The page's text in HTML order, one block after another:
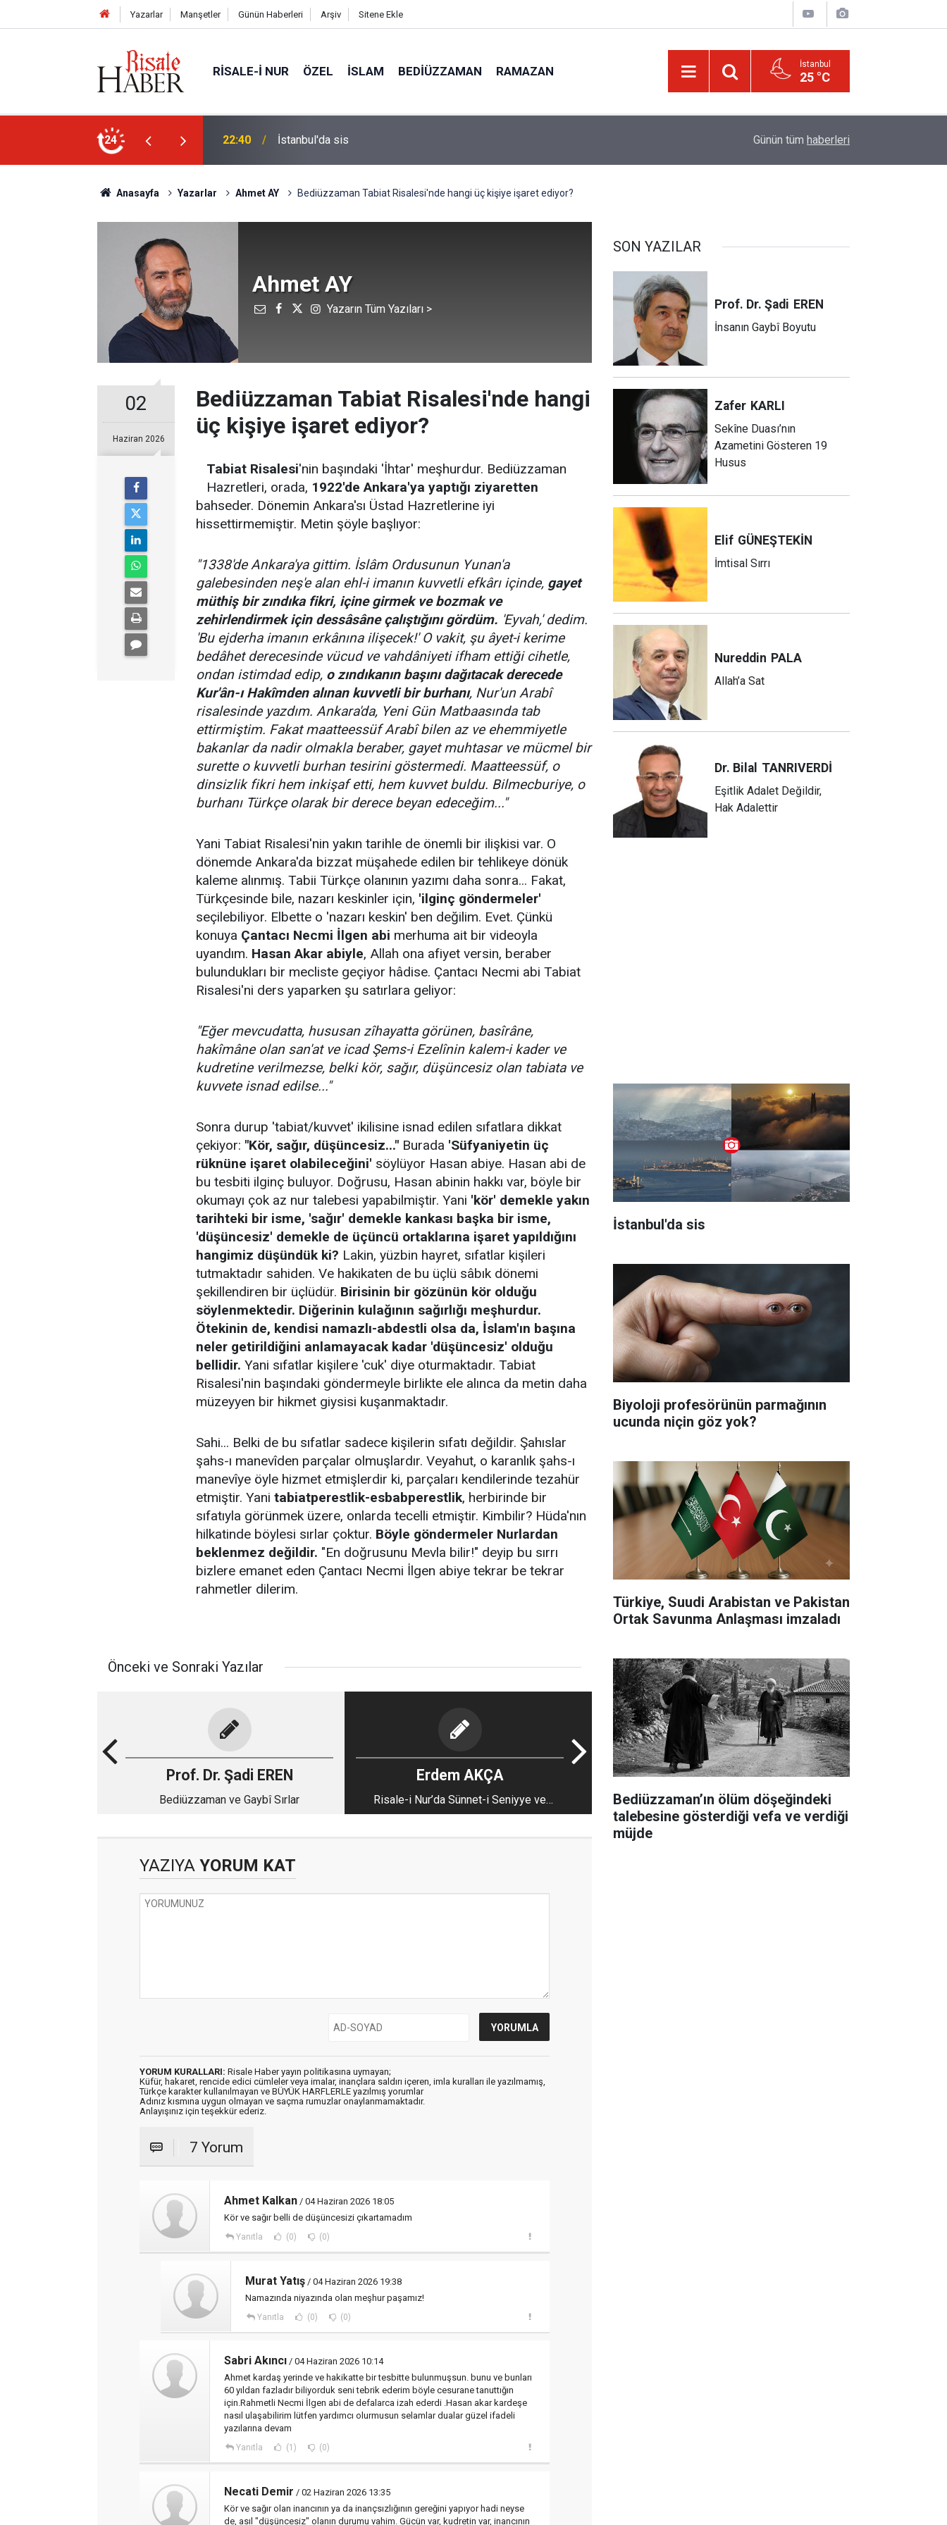
Yazarlar Manşetler Günün Haberleri Arşiv Sitene Ekle
RISALE-I NUR ÖZEL İSLAM BEDIÜZZAMAN RAMAZAN İstanbul
25 °C
24 21:18 Biyoloji profesörünün parmağının ucunda niçin göz yok? Türkiye, Suudi Arabistan ve Pakistan Ortak
Günün tüm haberleri
Anasayfa Yazarlar Ahmet AY Bediüzzaman Tabiat Risalesi'nde hangi üç kişiye işaret ediyor?
Ahmet AY
Yazarın Tüm Yazıları >
02
Haziran 2026
Bediüzzaman Tabiat Risalesi'nde hangi
üç kişiye işaret ediyor?
Tabiat Risalesi'nin başındaki 'İhtar' meşhurdur. Bediüzzaman
Hazretleri, orada, 1922'de Ankara'ya yaptığı ziyaretten
bahseder. Dönemin Ankara'sı Üstad Hazretlerine iyi
hissettirmemiştir. Metin şöyle başlıyor:
"1338'de Ankara'ya gittim. İslâm Ordusunun Yunan'a
galebesinden neş'e alan ehl-i imanın kuvvetli efkârı içinde, gayet
müthiş bir zındıka fikri, içine girmek ve bozmak ve
zehirlendirmek için dessâsâne çalıştığını gördüm. 'Eyvah,' dedim.
'Bu ejderha imanın erkânına ilişecek!' O vakit, şu âyet-i kerime
bedâhet derecesinde vücud ve vahdâniyeti ifham ettiği cihetle,
ondan istimdad edip, o zındıkanın başını dağıtacak derecede
Kur'ân-ı Hakîmden alınan kuvvetli bir burhanı, Nur'un Arabî
risalesinde yazdım. Ankara'da, Yeni Gün Matbaasında tab
ettirmiştim. Fakat maatteessüf Arabî bilen az ve ehemmiyetle
bakanlar da nadir olmakla beraber, gayet muhtasar ve mücmel bir
surette o kuvvetli burhan tesirini göstermedi. Maatteessüf, o
dinsizlik fikri hem inkişaf etti, hem kuvvet buldu. Bilmecburiye, o
burhanı Türkçe olarak bir derece beyan edeceğim..."
Yani Tabiat Risalesi'nin yakın tarihle de önemli bir ilişkisi var. O
dönemde Ankara'da bizzat müşahede edilen bir tehlikeye dönük
kaleme alınmış. Tabii Türkçe olanının yazımı daha sonra... Fakat,
Türkçesinde bile, nazarı keskinler için, 'ilginç göndermeler'
seçilebiliyor. Elbette o 'nazarı keskin' ben değilim. Evet. Çünkü
konuya Çantacı Necmi İlgen abi merhuma ait bir videoyla
uyandım. Hasan Akar abiyle, Allah ona afiyet versin, beraber
bulundukları bir mecliste geçiyor hâdise. Çantacı Necmi abi Tabiat
Risalesi'ni ders yaparken şu satırlara geliyor:
"Eğer mevcudatta, hususan zîhayatta görünen, basîrâne,
hakîmâne olan san'at ve icad Şems-i Ezelînin kalem-i kader ve
kudretine verilmezse, belki kör, sağır, düşüncesiz olan tabiata ve
kuvvete isnad edilse..."
Sonra durup 'tabiat/kuvvet' ikilisine isnad edilen sıfatlara dikkat
çekiyor: "Kör, sağır, düşüncesiz..." Burada 'Süfyaniyetin üç
rüknüne işaret olabileceğini' söylüyor Hasan abiye. Hasan abi de
bu tesbiti ilginç buluyor. Doğrusu, Hasan abinin hakkı var, böyle bir
okumayı çok az nur talebesi yapabilmiştir. Yani 'kör' demekle yakın
tarihteki bir isme, 'sağır' demekle kankası başka bir isme,
'düşüncesiz' demekle de üçüncü ortaklarına işaret yapıldığını
hangimiz düşündük ki? Lakin, yüzbin hayret, sıfatlar kişileri
tutmaktadır sahiden. Ve hakikaten de bu üçlü sâbık dönemi
şekillendiren bir üçlüdür. Birisinin bir gözünün kör olduğu
söylenmektedir. Diğerinin kulağının sağırlığı meşhurdur.
Ötekinin de, kendisi namazlı-abdestli olsa da, İslam'ın başına
neler getirildiğini anlamayacak kadar 'düşüncesiz' olduğu
bellidir. Yani sıfatlar kişilere 'cuk' diye oturmaktadır. Tabiat
Risalesi'nin başındaki göndermeyle birlikte ele alınca da metin daha
müzeyyen bir hikmet giysisi kuşanmaktadır.
Sahi... Belki de bu sıfatlar sadece kişilerin sıfatı değildir. Şahıslar
şahs-ı manevîden parçalar olmuşlardır. Veyahut, o karanlık şahs-ı
manevîye öyle hizmet etmişlerdir ki, parçaları kendilerinde tezahür
etmiştir. Yani tabiatperestlik-esbabperestlik, herbirinde bir
sıfatıyla görünmek üzere, onlarda tecelli etmiştir. Kimbilir? Hüda'nın
hilkatinde böylesi sırlar çoktur. Böyle göndermeler Nurlardan
beklenmez değildir. "En doğrusunu Mevla bilir!" deyip bu sırrı
bizlere emanet eden Çantacı Necmi İlgen abiye tekrar be tekrar
rahmetler dilerim.
Önceki ve Sonraki Yazılar
Prof. Dr. Şadi EREN
Bediüzzaman ve Gaybî Sırlar
Erdem AKÇA
Risale-i Nur’da Sünnet-i Seniyye ve
Muhabbetullah İlişkisi-2
YAZIYA YORUM KAT
YORUM KURALLARI: Risale Haber yayın politikasına uymayan;
Küfür, hakaret, rencide edici cümleler veya imalar, inançlara saldırı içeren, imla kuralları ile yazılmamış,
Türkçe karakter kullanılmayan ve BÜYÜK HARFLERLE yazılmış yorumlar
Adınız kısmına uygun olmayan ve saçma rumuzlar onaylanmamaktadır.
Anlayışınız için teşekkür ederiz.
7 Yorum
Ahmet Kalkan / 04 Haziran 2026 18:05
Kör ve sağır belli de düşüncesizi çıkartamadım
Yanıtla (0) (0)
Murat Yatış / 04 Haziran 2026 19:38
Namazında niyazında olan meşhur paşamız!
Yanıtla (0) (0)
Sabri Akıncı / 04 Haziran 2026 10:14
Ahmet kardaş yerinde ve hakikatte bir tesbitte bulunmuşsun. bunu ve bunları
60 yıldan fazladır biliyorduk seni tebrik ederim böyle cesurane tanuttığın
için.Rahmetli Necmi İlgen abi de defalarca izah ederdi .Hasan akar kardeşe
nasıl ulaşabilirim lütfen yardımcı olurmusun selamlar dualar güzel ifadeli
yazılarına devam
Yanıtla (1) (0)
Necati Demir / 02 Haziran 2026 13:35
Kör ve sağır olan inancının ya da inançsızlığının gereğini yapıyor hadi neyse
de, asıl "düşüncesiz" olanın durumu vahim. Gücün var, kudretin var, inancının
SON YAZILAR
Prof. Dr. Şadi EREN
İnsanın Gaybî Boyutu
Zafer KARLI
Sekîne Duası’nın
Azametini Gösteren 19
Husus
Elif GÜNEŞTEKİN
İmtisal Sırrı
Nureddin PALA
Allah’a Sat
Dr. Bilal TANRIVERDİ
Eşitlik Adalet Değildir,
Hak Adalettir
İstanbul'da sis
Biyoloji profesörünün parmağının
ucunda niçin göz yok?
Türkiye, Suudi Arabistan ve Pakistan
Ortak Savunma Anlaşması imzaladı
Bediüzzaman’ın ölüm döşeğindeki
talebesine gösterdiği vefa ve verdiği
müjde